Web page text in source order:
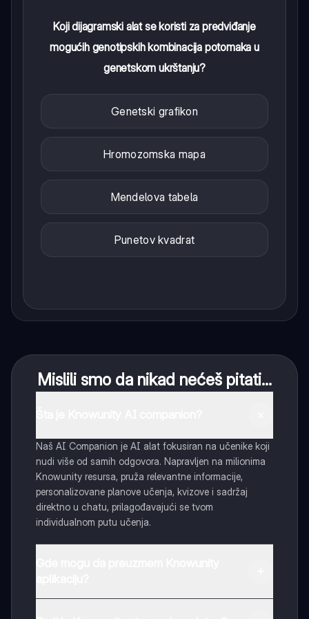
Koji dijagramski alat se koristi za predviđanje
mogućih genotipskih kombinacija potomaka u
genetskom ukrštanju?
Genetski grafikon
Hromozomska mapa
Mendelova tabela
Punetov kvadrat
Mislili smo da nikad nećeš pitati...
Naš AI Companion je AI alat fokusiran na učenike koji
nudi više od samih odgovora. Napravljen na milionima
Knowunity resursa, pruža relevantne informacije,
personalizovane planove učenja, kvizove i sadržaj
direktno u chatu, prilagođavajući se tvom
individualnom putu učenja.